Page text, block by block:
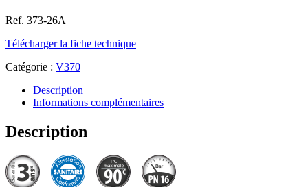
Ref. 373-26A
Télécharger la fiche technique
Catégorie : V370
Description
Informations complémentaires
Description